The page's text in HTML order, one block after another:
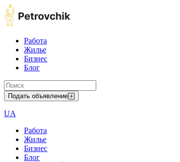
Работа
Жилье
Бизнес
Блог
Подать объявление
UA
Работа
Жилье
Бизнес
Блог